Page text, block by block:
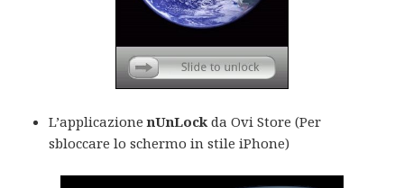
L’applicazionenUnLock da Ovi Store (Per
sbloccare lo schermo in stile iPhone)